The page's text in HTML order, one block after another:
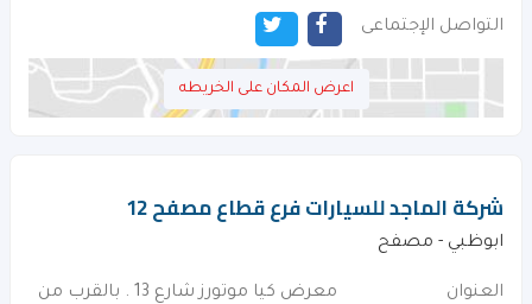
التواصل الإجتماعى
اعرض المكان على الخريطه
شركة الماجد للسيارات فرع قطاع مصفح 12
ابوظبي - مصفح
العنوان
معرض كيا موتورز شارع 13 . بالقرب من